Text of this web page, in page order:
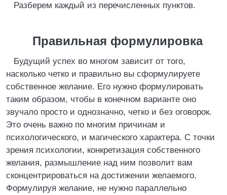
Разберем каждый из перечисленных пунктов.
Правильная формулировка
Будущий успех во многом зависит от того,
насколько четко и правильно вы сформулируете
собственное желание. Его нужно формулировать
таким образом, чтобы в конечном варианте оно
звучало просто и однозначно, четко и без оговорок.
Это очень важно по многим причинам и
психологического, и магического характера. С точки
зрения психологии, конкретизация собственного
желания, размышление над ним позволит вам
сконцентрироваться на достижении желаемого.
Формулируя желание, не нужно параллельно